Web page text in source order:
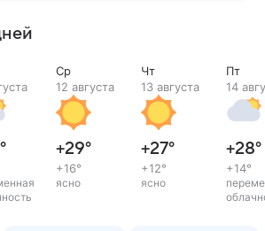
°
Ср
12 августа
+29°
+16°
ясно
Чт
13 августа
+27°
+12°
ясно
Пт
14
+28°
+14°